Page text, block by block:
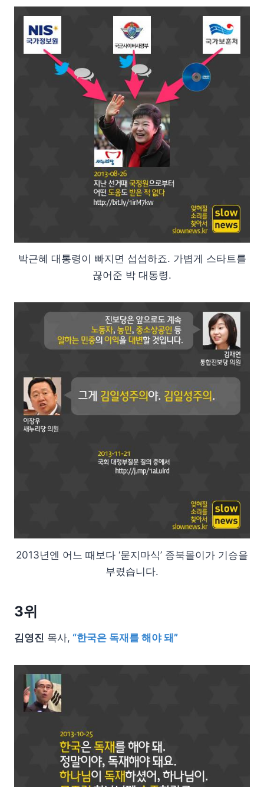
박근혜 대통령이 빠지면 섭섭하죠. 가볍게 스타트를
끊어준 박 대통령.
2013년엔 어느 때보다 ‘묻지마식’ 종북몰이가 기승을
부렸습니다.
3위
김영진 목사, “한국은 독재를 해야 돼”